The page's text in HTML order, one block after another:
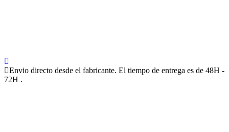
Envio directo desde el fabricante. El tiempo de entrega es de 48H -
72H .